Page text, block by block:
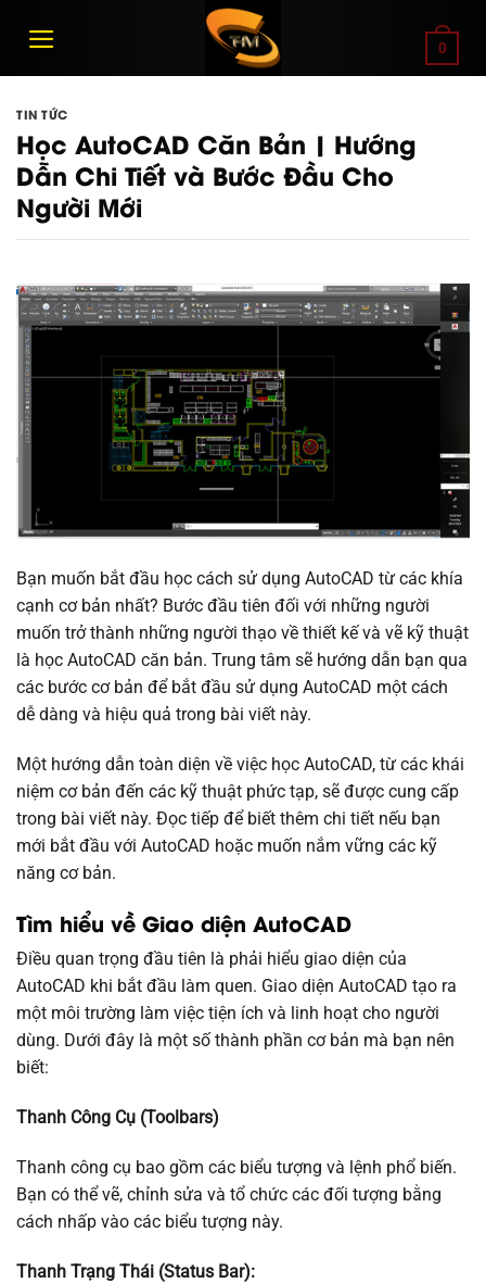
0
TIN TỨC
Học AutoCAD Căn Bản | Hướng
Dẫn Chi Tiết và Bước Đầu Cho
Người Mới
Bạn muốn bắt đầu học cách sử dụng AutoCAD từ các khía
cạnh cơ bản nhất? Bước đầu tiên đối với những người
muốn trở thành những người thạo về thiết kế và vẽ kỹ thuật
là học AutoCAD căn bản. Trung tâm sẽ hướng dẫn bạn qua
các bước cơ bản để bắt đầu sử dụng AutoCAD một cách
dễ dàng và hiệu quả trong bài viết này.
Một hướng dẫn toàn diện về việc học AutoCAD, từ các khái
niệm cơ bản đến các kỹ thuật phức tạp, sẽ được cung cấp
trong bài viết này. Đọc tiếp để biết thêm chi tiết nếu bạn
mới bắt đầu với AutoCAD hoặc muốn nắm vững các kỹ
năng cơ bản.
Tìm hiểu về Giao diện AutoCAD
Điều quan trọng đầu tiên là phải hiểu giao diện của
AutoCAD khi bắt đầu làm quen. Giao diện AutoCAD tạo ra
một môi trường làm việc tiện ích và linh hoạt cho người
dùng. Dưới đây là một số thành phần cơ bản mà bạn nên
biết:
Thanh Công Cụ (Toolbars)
Thanh công cụ bao gồm các biểu tượng và lệnh phổ biến.
Bạn có thể vẽ, chỉnh sửa và tổ chức các đối tượng bằng
cách nhấp vào các biểu tượng này.
Thanh Trạng Thái (Status Bar):